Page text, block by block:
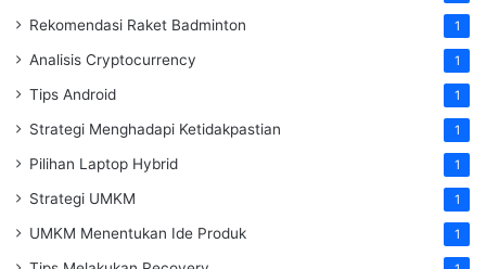
Rekomendasi Raket Badminton 1
Analisis Cryptocurrency 1
Tips Android 1
Strategi Menghadapi Ketidakpastian 1
Pilihan Laptop Hybrid 1
Strategi UMKM 1
UMKM Menentukan Ide Produk 1